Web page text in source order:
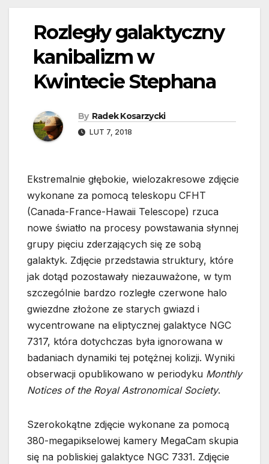
Rozległy galaktyczny
kanibalizm w
Kwintecie Stephana
By Radek Kosarzycki
LUT 7, 2018
Ekstremalnie głębokie, wielozakresowe zdjęcie
wykonane za pomocą teleskopu CFHT
(Canada-France-Hawaii Telescope) rzuca
nowe światło na procesy powstawania słynnej
grupy pięciu zderzających się ze sobą
galaktyk. Zdjęcie przedstawia struktury, które
jak dotąd pozostawały niezauważone, w tym
szczególnie bardzo rozległe czerwone halo
gwiezdne złożone ze starych gwiazd i
wycentrowane na eliptycznej galaktyce NGC
7317, która dotychczas była ignorowana w
badaniach dynamiki tej potężnej kolizji. Wyniki
obserwacji opublikowano w periodyku Monthly
Notices of the Royal Astronomical Society.
Szerokokątne zdjęcie wykonane za pomocą
380-megapikselowej kamery MegaCam skupia
się na pobliskiej galaktyce NGC 7331. Zdjęcie